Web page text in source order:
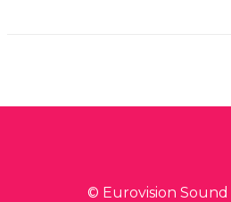
© Eurovision Sound